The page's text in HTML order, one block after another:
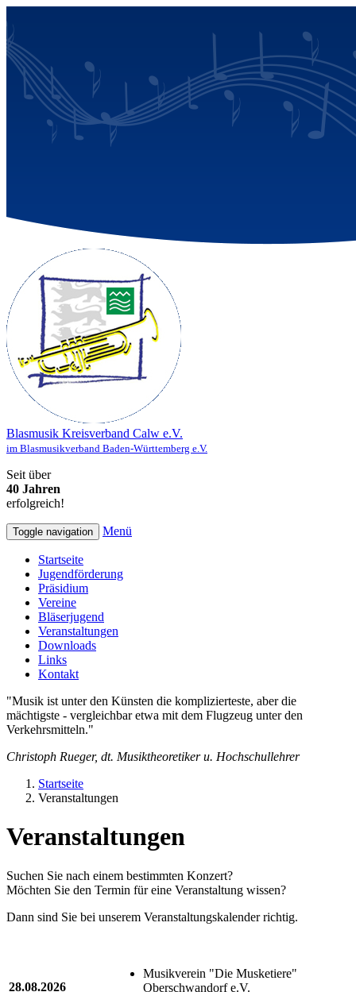
Blasmusik Kreisverband Calw e.V.
im Blasmusikverband Baden-Württemberg e.V.
Seit über
40 Jahren
erfolgreich!
Toggle navigation Menü
Startseite
Jugendförderung
Präsidium
Vereine
Bläserjugend
Veranstaltungen
Downloads
Links
Kontakt
"Musik ist unter den Künsten die komplizierteste, aber die
mächtigste - vergleichbar etwa mit dem Flugzeug unter den
Verkehrsmitteln."
Christoph Rueger, dt. Musiktheoretiker u. Hochschullehrer
Startseite
Veranstaltungen
Veranstaltungen
Suchen Sie nach einem bestimmten Konzert?
Möchten Sie den Termin für eine Veranstaltung wissen?
Dann sind Sie bei unserem Veranstaltungskalender richtig.
28.08.2026
Musikverein "Die Musketiere"
Oberschwandorf e.V.